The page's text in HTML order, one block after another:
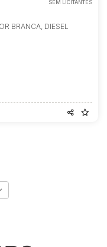
SEM LICITANTES
BRANCA, DIESEL